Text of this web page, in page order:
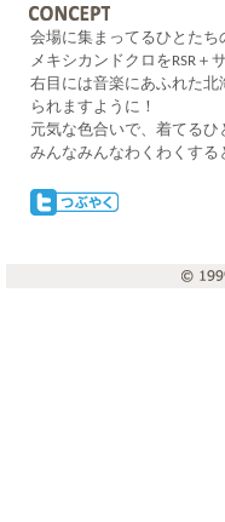
会場に集まってるひとたち
メキシカンドクロをRSR＋
右目には音楽にあふれた
られますように！
元気な色合いで、着てるひ
みんなみんなわくわくす